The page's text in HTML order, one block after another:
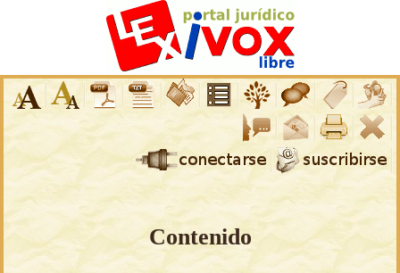
Contenido